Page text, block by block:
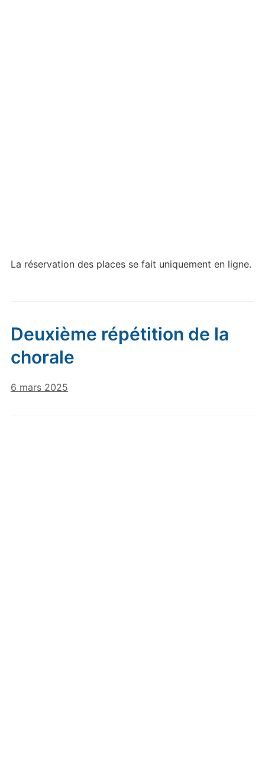
La réservation des places se fait uniquement en ligne.
Deuxième répétition de la
chorale
6 mars 2025